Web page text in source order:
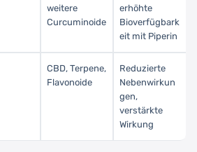
weitere
Curcuminoide
erhöhte
Bioverfügbark
eit mit Piperin
CBD, Terpene,
Flavonoide
Reduzierte
Nebenwirkun
gen,
verstärkte
Wirkung